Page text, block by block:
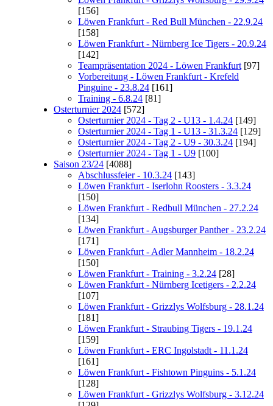
[156]
Löwen Frankfurt - Red Bull München - 22.9.24
[158]
Löwen Frankfurt - Nürnberg Ice Tigers - 20.9.24
[142]
Teampräsentation 2024 - Löwen Frankfurt [97]
Vorbereitung - Löwen Frankfurt - Krefeld
Pinguine - 23.8.24 [161]
Training - 6.8.24 [81]
Osterturnier 2024 [572]
Osterturnier 2024 - Tag 2 - U13 - 1.4.24 [149]
Osterturnier 2024 - Tag 1 - U13 - 31.3.24 [129]
Osterturnier 2024 - Tag 2 - U9 - 30.3.24 [194]
Osterturnier 2024 - Tag 1 - U9 [100]
Saison 23/24 [4088]
Abschlussfeier - 10.3.24 [143]
Löwen Frankfurt - Iserlohn Roosters - 3.3.24
[150]
Löwen Frankfurt - Redbull München - 27.2.24
[134]
Löwen Frankfurt - Augsburger Panther - 23.2.24
[171]
Löwen Frankfurt - Adler Mannheim - 18.2.24
[150]
Löwen Frankfurt - Training - 3.2.24 [28]
Löwen Frankfurt - Nürnberg Icetigers - 2.2.24
[107]
Löwen Frankfurt - Grizzlys Wolfsburg - 28.1.24
[181]
Löwen Frankfurt - Straubing Tigers - 19.1.24
[159]
Löwen Frankfurt - ERC Ingolstadt - 11.1.24
[161]
Löwen Frankfurt - Fishtown Pinguins - 5.1.24
[128]
Löwen Frankfurt - Grizzlys Wolfsburg - 3.12.24